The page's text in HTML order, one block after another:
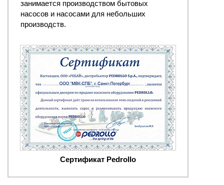
занимается производством бытовых
насосов и насосами для небольших
производств.
Сертификат Pedrollo